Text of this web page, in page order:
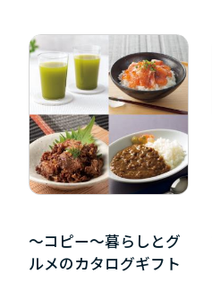
～コピー～暮らしとグ
ルメのカタログギフト